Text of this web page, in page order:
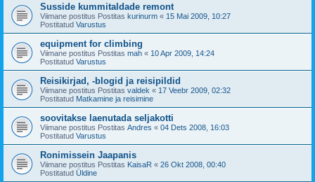
Susside kummitaldade remont
Viimane postitus Postitas kurinurm « 15 Mai 2009, 10:27
Postitatud Varustus
equipment for climbing
Viimane postitus Postitas mah « 10 Apr 2009, 14:24
Postitatud Varustus
Reisikirjad, -blogid ja reisipildid
Viimane postitus Postitas valdek « 17 Veebr 2009, 02:32
Postitatud Matkamine ja reisimine
soovitakse laenutada seljakotti
Viimane postitus Postitas Andres « 04 Dets 2008, 16:03
Postitatud Varustus
Ronimissein Jaapanis
Viimane postitus Postitas KaisaR « 26 Okt 2008, 00:40
Postitatud Üldine